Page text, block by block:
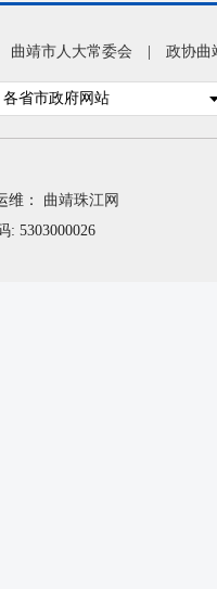
曲靖市人大常委会 政协曲
各省市政府网站
维： 曲靖珠江网
: 5303000026